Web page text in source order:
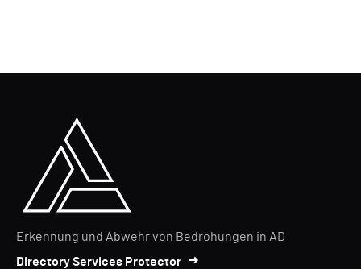
Erkennung und Abwehr von Bedrohungen in AD
Directory Services Protector